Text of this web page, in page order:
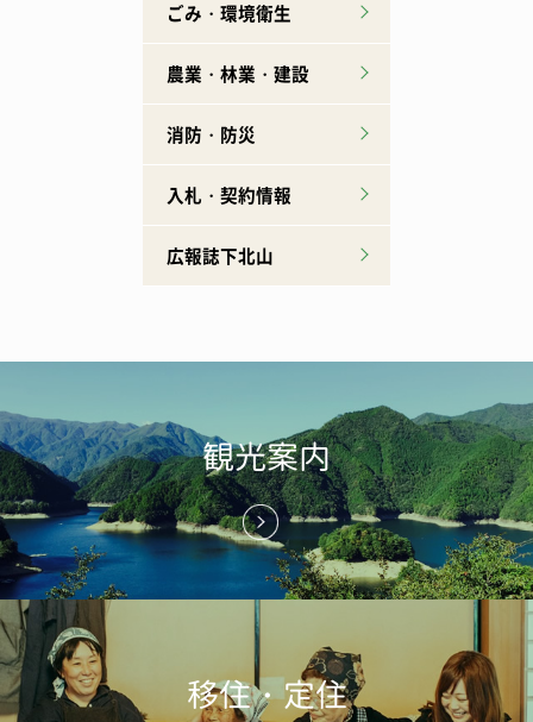
ごみ・環境衛生
農業・林業・建設
消防・防災
入札・契約情報
広報誌下北山
観光案内
移住・定住